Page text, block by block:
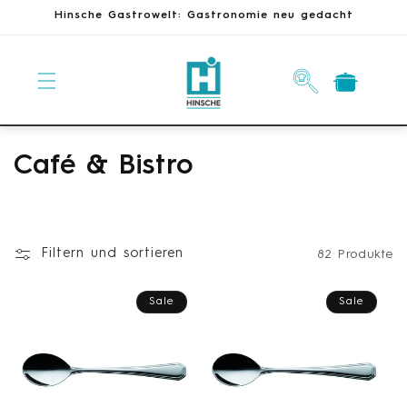
zumHinsche Gastrowelt: Gastronomie neu gedacht
Warenkorb
K
r
Café & Bistro
Filtern und sortieren 82 Produkte
Sale Sale